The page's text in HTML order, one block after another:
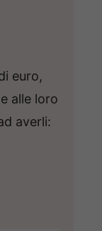
euro,
alle loro
averli: